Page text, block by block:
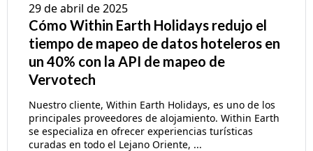
29 de abril de 2025
Cómo Within Earth Holidays redujo el
tiempo de mapeo de datos hoteleros en
un 40% con la API de mapeo de
Vervotech
Nuestro cliente, Within Earth Holidays, es uno de los
principales proveedores de alojamiento. Within Earth
se especializa en ofrecer experiencias turísticas
curadas en todo el Lejano Oriente, ...